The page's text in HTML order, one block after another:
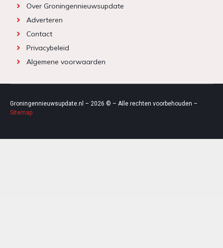
Over Groningennieuwsupdate
Adverteren
Contact
Privacybeleid
Algemene voorwaarden
Groningennieuwsupdate.nl – 2026 © – Alle rechten voorbehouden –
Sitemap